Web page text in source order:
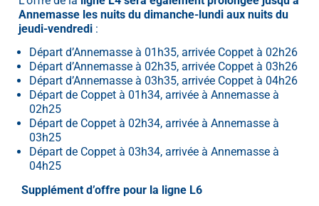
Annemasse les nuits du dimanche-lundi aux nuits du
jeudi-vendredi :
Départ d’Annemasse à 01h35, arrivée Coppet à 02h26
Départ d’Annemasse à 02h35, arrivée Coppet à 03h26
Départ d’Annemasse à 03h35, arrivée Coppet à 04h26
Départ de Coppet à 01h34, arrivée à Annemasse à
02h25
Départ de Coppet à 02h34, arrivée à Annemasse à
03h25
Départ de Coppet à 03h34, arrivée à Annemasse à
04h25
Supplément d’offre pour la ligne L6